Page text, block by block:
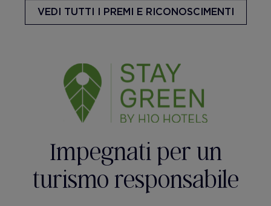
VEDI TUTTI I PREMI E RICONOSCIMENTI
Impegnati per un
turismo responsabile